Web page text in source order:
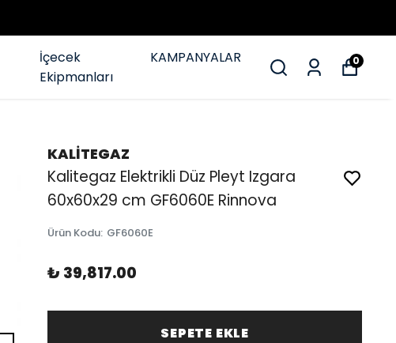
İçecek
Ekipmanları
KAMPANYALAR 0
KALİTEGAZ
Kalitegaz Elektrikli Düz Pleyt Izgara
60x60x29 cm GF6060E Rinnova
Ürün Kodu: GF6060E
₺ 39,817.00
SEPETE EKLE